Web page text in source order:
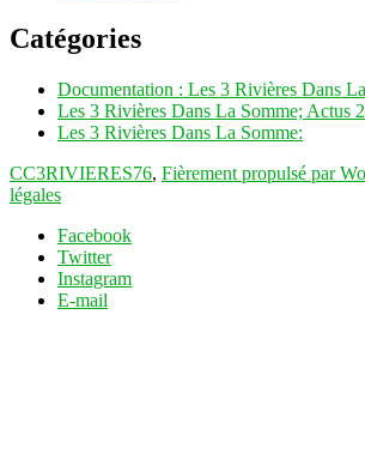
Catégories
Documentation : Les 3 Rivières Dans
Les 3 Rivières Dans La Somme; Actus
Les 3 Rivières Dans La Somme:
CC3RIVIERES76, Fièrement propulsé par
légales
Facebook
Twitter
Instagram
E-mail